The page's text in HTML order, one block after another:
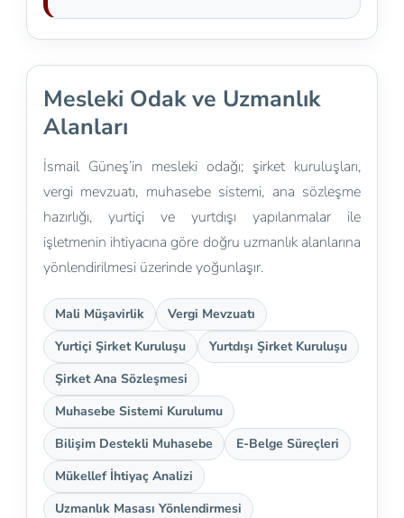
Mesleki Odak ve Uzmanlık
Alanları
İsmail Güneş’in mesleki odağı; şirket kuruluşları,
vergi mevzuatı, muhasebe sistemi, ana sözleşme
hazırlığı, yurtiçi ve yurtdışı yapılanmalar ile
işletmenin ihtiyacına göre doğru uzmanlık alanlarına
yönlendirilmesi üzerinde yoğunlaşır.
Mali Müşavirlik
Vergi Mevzuatı
Yurtiçi Şirket Kuruluşu
Yurtdışı Şirket Kuruluşu
Şirket Ana Sözleşmesi
Muhasebe Sistemi Kurulumu
Bilişim Destekli Muhasebe
E-Belge Süreçleri
Mükellef İhtiyaç Analizi
Uzmanlık Masası Yönlendirmesi